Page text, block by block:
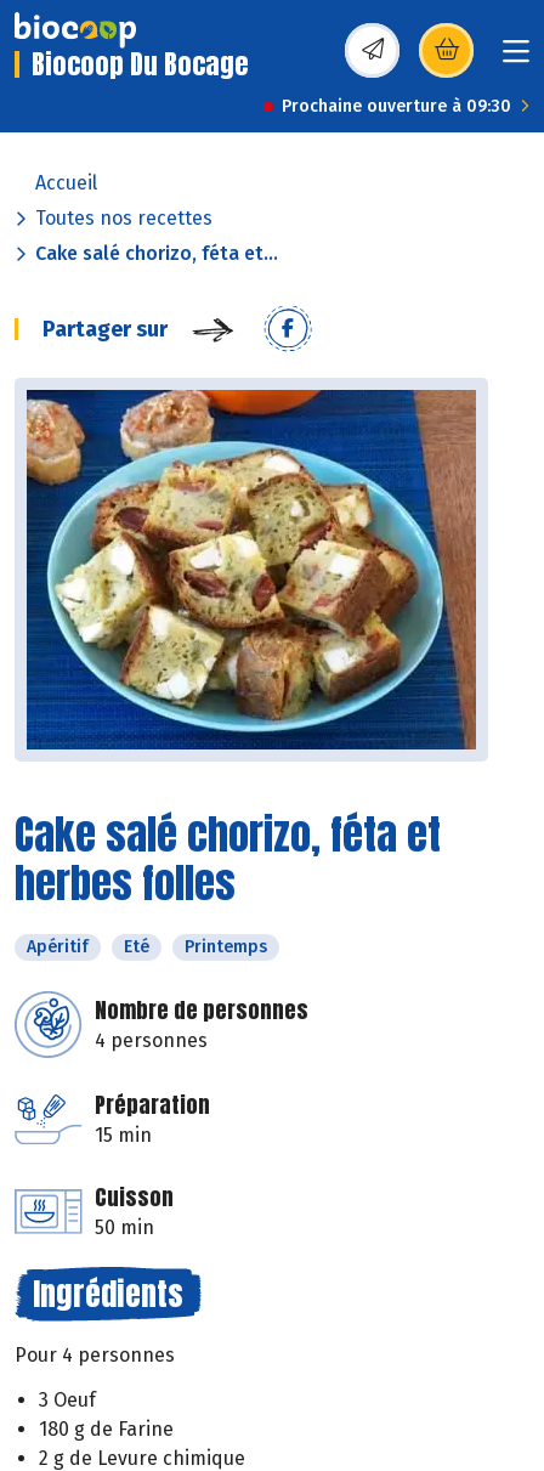
Biocoop Du Bocage (s’ouvre dans une
Prochaine ouverture à 09:30
Accueil
Toutes nos recettes
Cake salé chorizo, féta et...
Partager sur
Cake salé chorizo, féta et
herbes folles
Apéritif Eté Printemps
Nombre de personnes
4 personnes
Préparation
15 min
Cuisson
50 min
Ingrédients
Pour 4 personnes
3 Oeuf
180 g de Farine
2 g de Levure chimique